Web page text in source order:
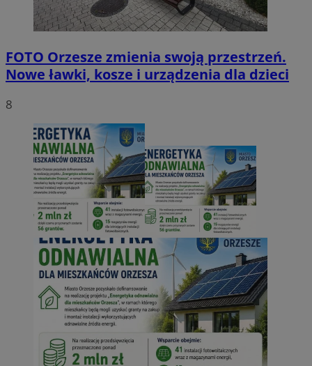
FOTO Orzesze zmienia swoją przestrzeń.
Nowe ławki, kosze i urządzenia dla dzieci
8